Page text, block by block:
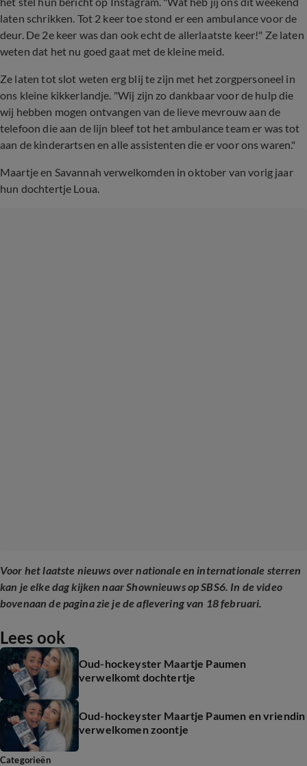
laten schrikken. Tot 2 keer toe stond er een ambulance voor de
deur. De 2e keer was dan ook echt de allerlaatste keer!" Ze laten
weten dat het nu goed gaat met de kleine meid.
Ze laten tot slot weten erg blij te zijn met het zorgpersoneel in
ons kleine kikkerlandje. "Wij zijn zo dankbaar voor de hulp die
wij hebben mogen ontvangen van de lieve mevrouw aan de
telefoon die aan de lijn bleef tot het ambulance team er was tot
aan de kinderartsen en alle assistenten die er voor ons waren."
Maartje en Savannah verwelkomden in oktober van vorig jaar
hun dochtertje Loua.
Voor het laatste nieuws over nationale en internationale sterren
kan je elke dag kijken naar Shownieuws op SBS6. In de video
bovenaan de pagina zie je de aflevering van 18 februari.
Lees ook
Oud-hockeyster Maartje Paumen
verwelkomt dochtertje
Oud-hockeyster Maartje Paumen en vriendin
verwelkomen zoontje
Categorieën